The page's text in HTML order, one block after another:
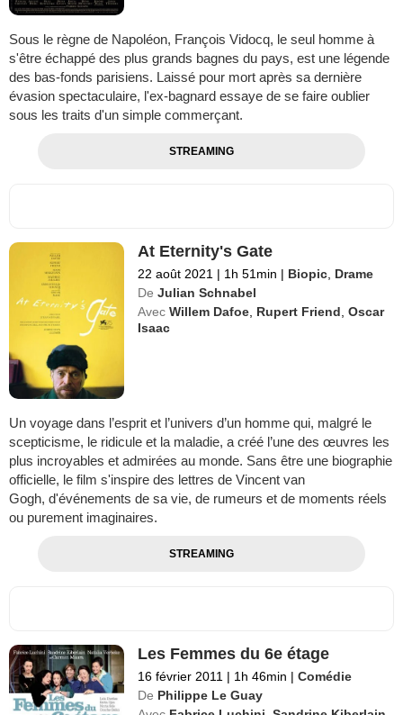
Sous le règne de Napoléon, François Vidocq, le seul homme à
s'être échappé des plus grands bagnes du pays, est une légende
des bas-fonds parisiens. Laissé pour mort après sa dernière
évasion spectaculaire, l'ex-bagnard essaye de se faire oublier
sous les traits d'un simple commerçant.
STREAMING
At Eternity's Gate
22 août 2021 | 1h 51min | Biopic Drame
De Julian Schnabel
Avec Willem Dafoe Rupert Friend ,Oscar
Isaac
Un voyage dans l’esprit et l’univers d’un homme qui, malgré le
scepticisme, le ridicule et la maladie, a créé l’une des œuvres les
plus incroyables et admirées au monde. Sans être une biographie
officielle, le film s'inspire des lettres de Vincent van
Gogh, d'événements de sa vie, de rumeurs et de moments réels
ou purement imaginaires.
STREAMING
Les Femmes du 6e étage
16 février 2011 | 1h 46min | Comédie
De Philippe Le Guay